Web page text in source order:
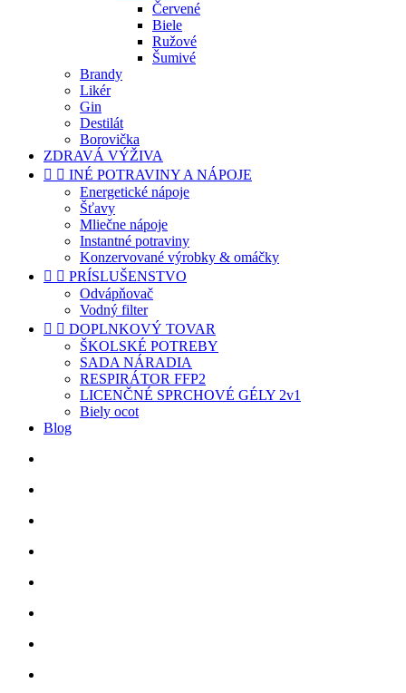
Červené
Biele
Ružové
Šumivé
Brandy
Likér
Gin
Destilát
Borovička
ZDRAVÁ VÝŽIVA
  INÉ POTRAVINY A NÁPOJE
Energetické nápoje
Šťavy
Mliečne nápoje
Instantné potraviny
Konzervované výrobky & omáčky
  PRÍSLUŠENSTVO
Odvápňovač
Vodný filter
  DOPLNKOVÝ TOVAR
ŠKOLSKÉ POTREBY
SADA NÁRADIA
RESPIRÁTOR FFP2
LICENČNÉ SPRCHOVÉ GÉLY 2v1
Biely ocot
Blog